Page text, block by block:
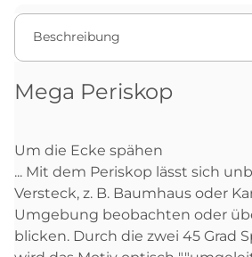
Beschreibung
Mega Periskop
Um die Ecke spähen
... Mit dem Periskop lässt sich
Versteck, z. B. Baumhaus oder
Umgebung beobachten oder
blicken. Durch die zwei 45 Grad